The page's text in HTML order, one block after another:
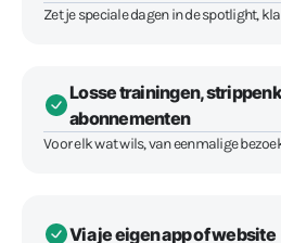
Zet je speciale dagen in de spotlight,
Losse trainingen,
abonnementen
Voor elk wat wils, van eenmalige
Via je eigen app of website